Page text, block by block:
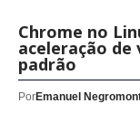
Chrome no
aceleração
padrão
PorEmanuel